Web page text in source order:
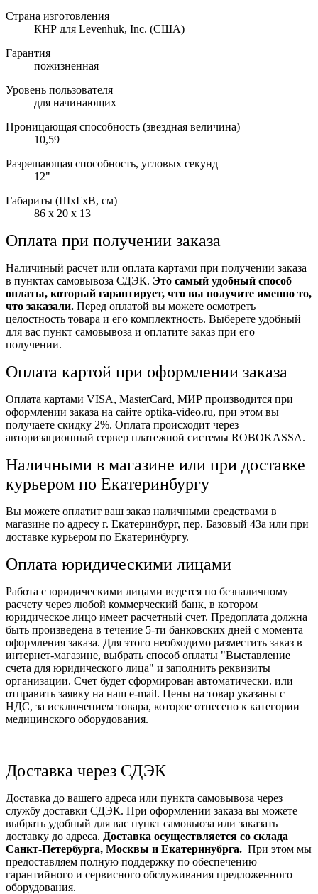
Страна изготовления
КНР для Levenhuk, Inc. (США)
Гарантия
пожизненная
Уровень пользователя
для начинающих
Проницающая способность (звездная величина)
10,59
Разрешающая способность, угловых секунд
12"
Габариты (ШxГxВ, см)
86 x 20 x 13
Оплата при получении заказа
Наличиный расчет или оплата картами при получении заказа
в пунктах самовывоза СДЭК. Это самый удобный способ
оплаты, который гарантирует, что вы получите именно то,
что заказали. Перед оплатой вы можете осмотреть
целостность товара и его комплектность. Выберете удобный
для вас пункт самовывоза и оплатите заказ при его
получении.
Оплата картой при оформлении заказа
Оплата картами VISA, MasterCard, МИР производится при
оформлении заказа на сайте optika-video.ru, при этом вы
получаете скидку 2%. Оплата происходит через
авторизационный сервер платежной системы ROBOKASSA.
Наличными в магазине или при доставке
курьером по Екатеринбургу
Вы можете оплатит ваш заказ наличными средствами в
магазине по адресу г. Екатеринбург, пер. Базовый 43а или при
доставке курьером по Екатеринбургу.
Оплата юридическими лицами
Работа с юридическими лицами ведется по безналичному
расчету через любой коммерческий банк, в котором
юридическое лицо имеет расчетный счет. Предоплата должна
быть произведена в течение 5-ти банковских дней с момента
оформления заказа. Для этого необходимо разместить заказ в
интернет-магазине, выбрать способ оплаты "Выставление
счета для юридического лица" и заполнить реквизиты
организации. Счет будет сформирован автоматически. или
отправить заявку на наш e-mail. Цены на товар указаны с
НДС, за исключением товара, которое отнесено к категории
медицинского оборудования.
Доставка через СДЭК
Доставка до вашего адреса или пункта самовывоза через
службу доставки СДЭК. При оформлении заказа вы можете
выбрать удобный для вас пункт самовыоза или заказать
доставку до адреса. Доставка осуществляется со склада
Санкт-Петербурга, Москвы и Екатеринубрга. При этом мы
предоставляем полную поддержку по обеспечению
гарантийного и сервисного обслуживания предложенного
оборудования.